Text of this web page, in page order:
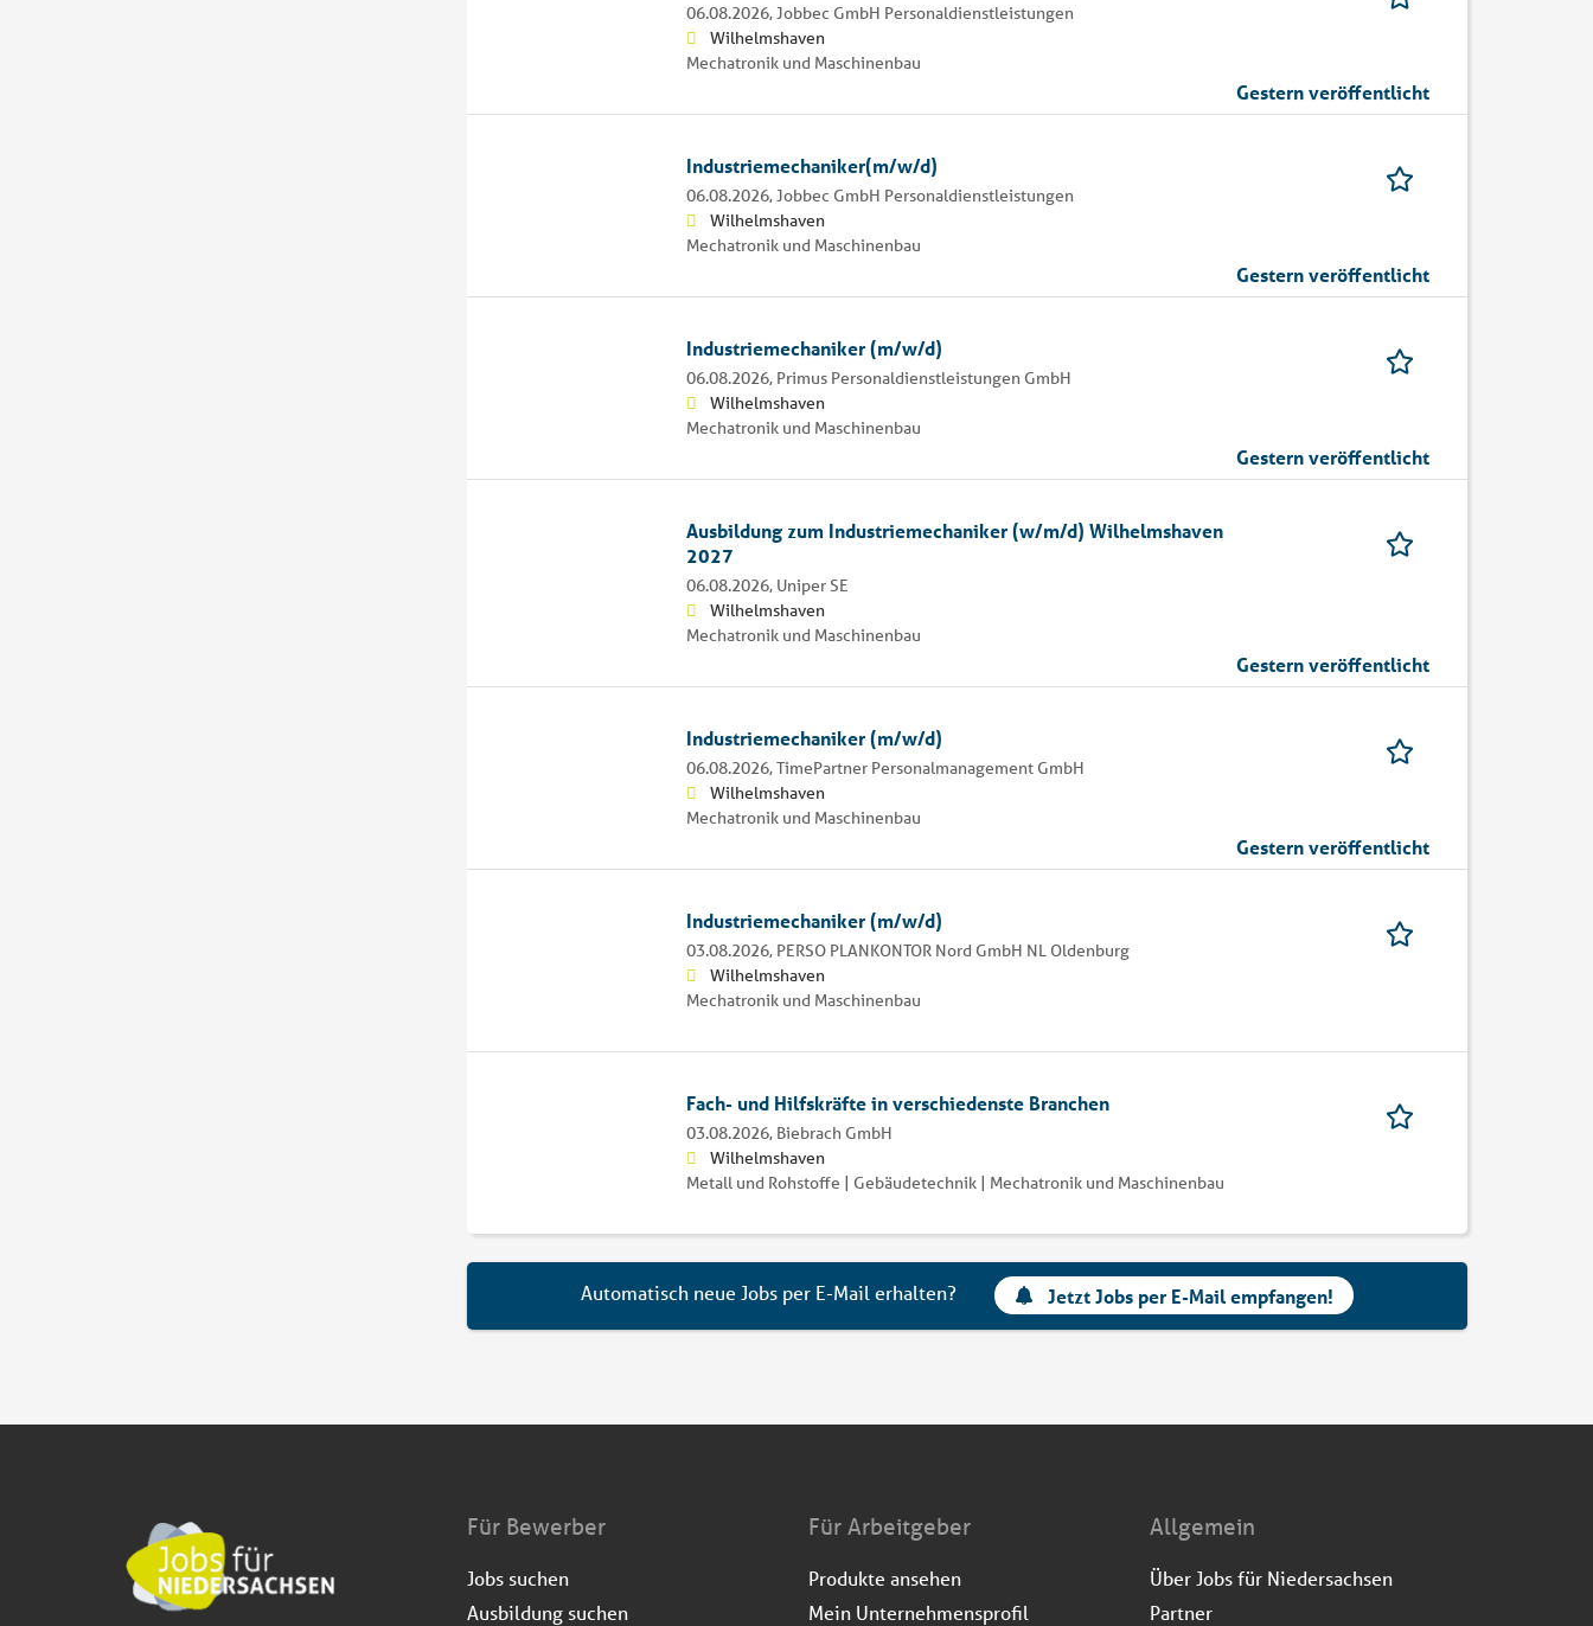
06.08.2026, Jobbec GmbH Personaldienstleistungen
Wilhelmshaven
Mechatronik und Maschinenbau
Gestern veröffentlicht
Industriemechaniker(m/w/d)
06.08.2026, Jobbec GmbH Personaldienstleistungen
Wilhelmshaven
Mechatronik und Maschinenbau
Gestern veröffentlicht
Industriemechaniker (m/w/d)
06.08.2026, Primus Personaldienstleistungen GmbH
Wilhelmshaven
Mechatronik und Maschinenbau
Gestern veröffentlicht
Ausbildung zum Industriemechaniker (w/m/d) Wilhelmshaven
2027
06.08.2026, Uniper SE
Wilhelmshaven
Mechatronik und Maschinenbau
Gestern veröffentlicht
Industriemechaniker (m/w/d)
06.08.2026,TimePartner Personalmanagement GmbH
Wilhelmshaven
Mechatronik und Maschinenbau
Gestern veröffentlicht
Industriemechaniker (m/w/d)
03.08.2026, PERSO PLANKONTOR Nord GmbH NL Oldenburg
Wilhelmshaven
Mechatronik und Maschinenbau
Fach- und Hilfskräfte in verschiedenste Branchen
03.08.2026, Biebrach GmbH
Wilhelmshaven
Metall und Rohstoffe | Gebäudetechnik | Mechatronik und Maschinenbau
Automatisch neue Jobs per E-Mail erhalten? Jetzt Jobs per E-Mail empfangen!
Für Bewerber
Jobs suchen
Ausbildung suchen
Für Arbeitgeber
Produkte ansehen
Mein Unternehmensprofil
Allgemein
Über Jobs für Niedersachsen
Partner